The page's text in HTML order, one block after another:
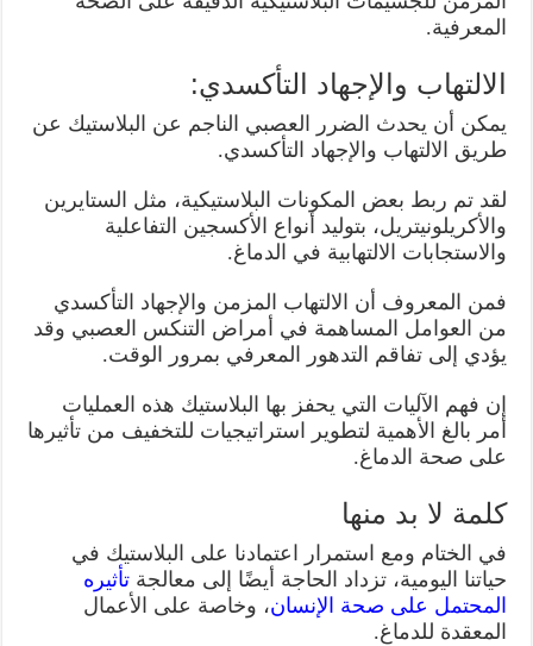
المعرفية.
الالتهاب والإجهاد التأكسدي:
يمكن أن يحدث الضرر العصبي الناجم عن البلاستيك عن
طريق الالتهاب والإجهاد التأكسدي.
لقد تم ربط بعض المكونات البلاستيكية، مثل الستايرين
والأكريلونيتريل، بتوليد أنواع الأكسجين التفاعلية
والاستجابات الالتهابية في الدماغ.
فمن المعروف أن الالتهاب المزمن والإجهاد التأكسدي
من العوامل المساهمة في أمراض التنكس العصبي وقد
يؤدي إلى تفاقم التدهور المعرفي بمرور الوقت.
إن فهم الآليات التي يحفز بها البلاستيك هذه العمليات
أمر بالغ الأهمية لتطوير استراتيجيات للتخفيف من تأثيرها
على صحة الدماغ.
كلمة لا بد منها
في الختام ومع استمرار اعتمادنا على البلاستيك في
حياتنا اليومية، تزداد الحاجة أيضًا إلى معالجةتأثيره
المحتمل على صحة الإنسان، وخاصة على الأعمال
المعقدة للدماغ.